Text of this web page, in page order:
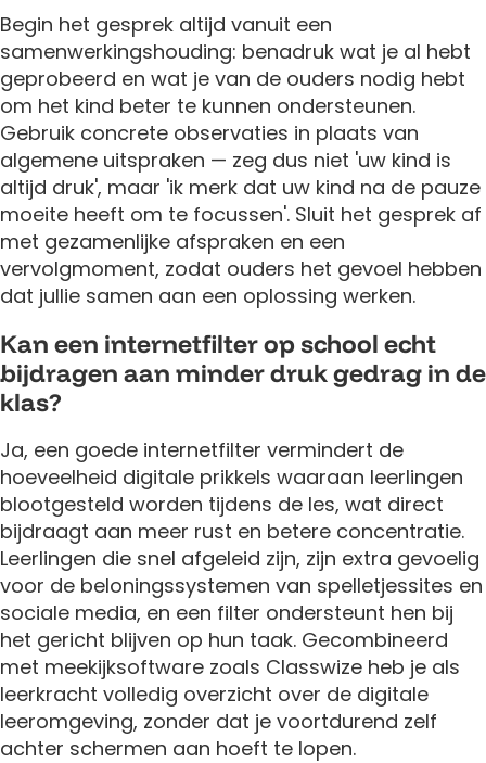
Begin het gesprek altijd vanuit een
samenwerkingshouding: benadruk wat je al hebt
geprobeerd en wat je van de ouders nodig hebt
om het kind beter te kunnen ondersteunen.
Gebruik concrete observaties in plaats van
algemene uitspraken — zeg dus niet 'uw kind is
altijd druk', maar 'ik merk dat uw kind na de pauze
moeite heeft om te focussen'. Sluit het gesprek af
met gezamenlijke afspraken en een
vervolgmoment, zodat ouders het gevoel hebben
dat jullie samen aan een oplossing werken.
Kan een internetfilter op school echt
bijdragen aan minder druk gedrag in de
klas?
Ja, een goede internetfilter vermindert de
hoeveelheid digitale prikkels waaraan leerlingen
blootgesteld worden tijdens de les, wat direct
bijdraagt aan meer rust en betere concentratie.
Leerlingen die snel afgeleid zijn, zijn extra gevoelig
voor de beloningssystemen van spelletjessites en
sociale media, en een filter ondersteunt hen bij
het gericht blijven op hun taak. Gecombineerd
met meekijksoftware zoals Classwize heb je als
leerkracht volledig overzicht over de digitale
leeromgeving, zonder dat je voortdurend zelf
achter schermen aan hoeft te lopen.